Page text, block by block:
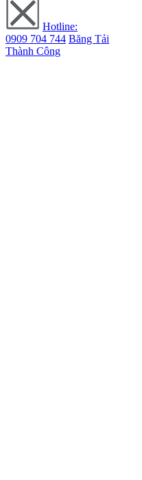
Hotline:
0909 704 744 Băng Tải
Thành Công